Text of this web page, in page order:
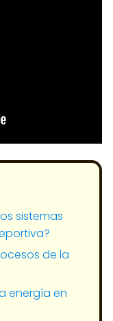
sistemas
de la
energía en